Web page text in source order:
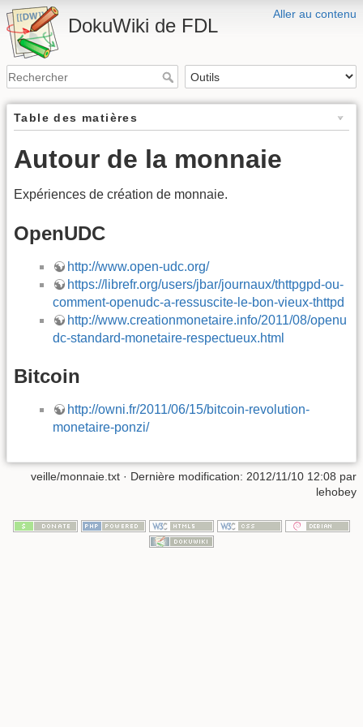
Aller au contenu
DokuWiki de FDL
Table des matières
Autour de la monnaie
Expériences de création de monnaie.
OpenUDC
http://www.open-udc.org/
https://librefr.org/users/jbar/journaux/thttpgpd-ou-
comment-openudc-a-ressuscite-le-bon-vieux-thttpd
http://www.creationmonetaire.info/2011/08/openu
dc-standard-monetaire-respectueux.html
Bitcoin
http://owni.fr/2011/06/15/bitcoin-revolution-
monetaire-ponzi/
veille/monnaie.txt · Dernière modification: 2012/11/10 12:08 par
lehobey